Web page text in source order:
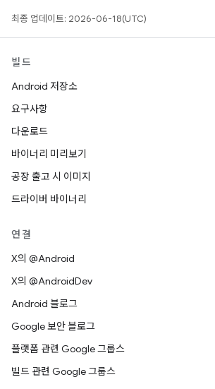
최종 업데이트: 2026-06-18(UTC)
빌드
Android 저장소
요구사항
다운로드
바이너리 미리보기
공장 출고 시 이미지
드라이버 바이너리
연결
X의 @Android
X의 @AndroidDev
Android 블로그
Google 보안 블로그
플랫폼 관련 Google 그룹스
빌드 관련 Google 그룹스